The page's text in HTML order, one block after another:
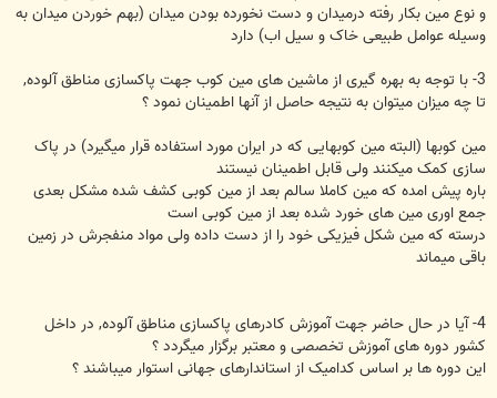
و نوع مین بکار رفته درمیدان و دست نخورده بودن میدان (بهم خوردن میدان به
وسیله عوامل طبیعی خاک و سیل اب) دارد
3- با توجه به بهره گیری از ماشین های مین کوب جهت پاکسازی مناطق آلوده,
تا چه میزان میتوان به نتیجه حاصل از آنها اطمینان نمود ؟
مین کوبها (البته مین کوبهایی که در ایران مورد استفاده قرار میگیرد) در پاک
سازی کمک میکنند ولی قابل اطمینان نیستند
باره پیش امده که مین کاملا سالم بعد از مین کوبی کشف شده مشکل بعدی
جمع اوری مین های خورد شده بعد از مین کوبی است
درسته که مین شکل فیزیکی خود را از دست داده ولی مواد منفجرش در زمین
باقی میماند
4- آیا در حال حاضر جهت آموزش کادرهای پاکسازی مناطق آلوده, در داخل
کشور دوره های آموزش تخصصی و معتبر برگزار میگردد ؟
این دوره ها بر اساس کدامیک از استاندارهای جهانی استوار میباشند ؟